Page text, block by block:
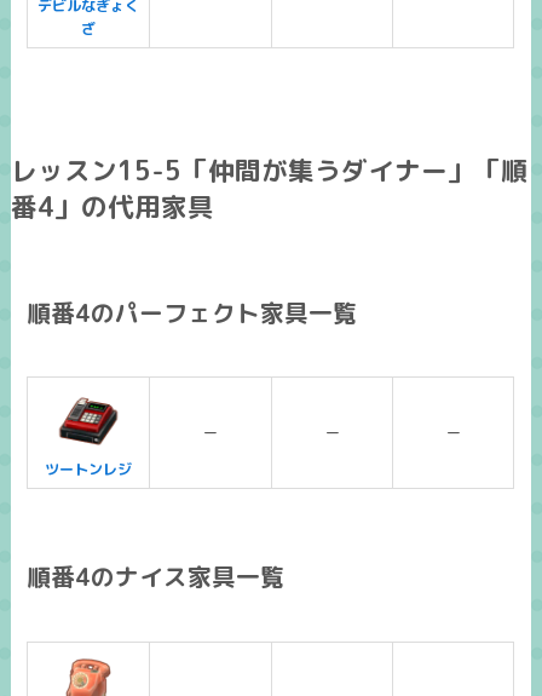
デビルなぎょく
ざ
レッスン15-5「仲間が集うダイナー」「順
番4」の代用家具
順番4のパーフェクト家具一覧
ツートンレジ
ー ー ー
順番4のナイス家具一覧